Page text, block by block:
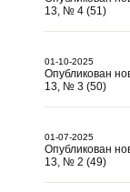
13, № 4 (51)
01-10-2025
Опубликован
13, № 3 (50)
01-07-2025
Опубликован
13, № 2 (49)